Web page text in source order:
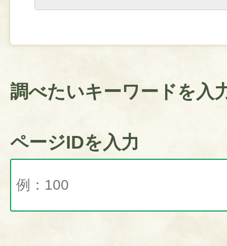
調べたいキーワードを入
ページIDを入力